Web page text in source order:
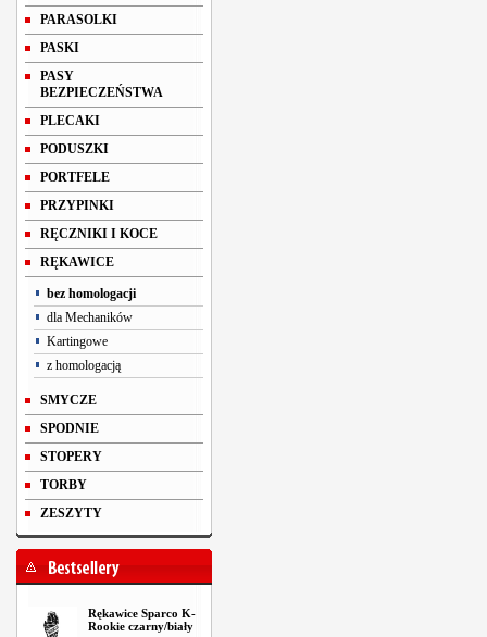
PARASOLKI
PASKI
PASY
BEZPIECZEŃSTWA
PLECAKI
PODUSZKI
PORTFELE
PRZYPINKI
RĘCZNIKI I KOCE
RĘKAWICE
bez homologacji
dla Mechaników
Kartingowe
z homologacją
SMYCZE
SPODNIE
STOPERY
TORBY
ZESZYTY
Rękawice Sparco K-
Rookie czarny/biały